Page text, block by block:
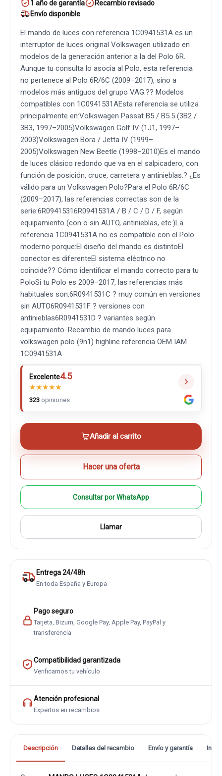
1 año de garantía
Recambio revisado
Envío disponible
El mando de luces con referencia 1C0941531A es un
interruptor de luces original Volkswagen utilizado en
modelos de la generación anterior a la del Polo 6R.
Aunque tu consulta lo asocia al Polo, esta referencia
no pertenece al Polo 6R/6C (2009–2017), sino a
modelos más antiguos del grupo VAG.?? Modelos
compatibles con 1C0941531AEsta referencia se utiliza
principalmente en:Volkswagen Passat B5 / B5.5 (3B2 /
3B3, 1997–2005)Volkswagen Golf IV (1J1, 1997–
2003)Volkswagen Bora / Jetta IV (1999–
2005)Volkswagen New Beetle (1998–2010)Es el mando
de luces clásico redondo que va en el salpicadero, con
función de posición, cruce, carretera y antinieblas.? ¿Es
válido para un Volkswagen Polo?Para el Polo 6R/6C
(2009–2017), las referencias correctas son de la
serie:6R09415316R0941531A / B / C / D / F, según
equipamiento (con o sin AUTO, antinieblas, etc.)La
referencia 1C0941531A no es compatible con el Polo
moderno porque:El diseño del mando es distintoEl
conector es diferenteEl sistema eléctrico no
coincide?? Cómo identificar el mando correcto para tu
PoloSi tu Polo es 2009–2017, las referencias más
habituales son:6R0941531C ? muy común en versiones
sin AUTO6R0941531F ? versiones con
antinieblas6R0941531D ? variantes según
equipamiento. Recambio de mando luces para
volkswagen polo (9n1) highline referencia OEM IAM
1C0941531A
Excelente4.5
★★★★★
323 opiniones
Añadir al carrito
Hacer una oferta
Consultar por WhatsApp
Llamar
Entrega 24/48h
En toda España y Europa
Pago seguro
Tarjeta, Bizum, Google Pay, Apple Pay, PayPal y
transferencia
Compatibilidad garantizada
Verificamos tu vehículo
Atención profesional
Expertos en recambios
Descripción Detalles del recambio Envío y garantía